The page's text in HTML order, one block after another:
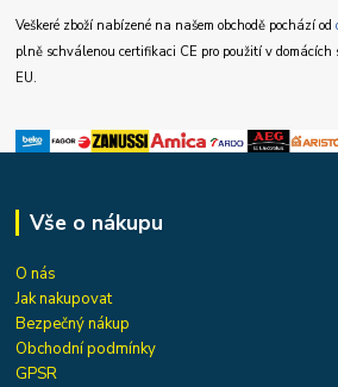
Veškeré zboží nabízené na našem obchodě pochází od
plně schválenou certifikaci CE pro použití v
EU.
Vše o nákupu
O nás
Jak nakupovat
Bezpečný nákup
Obchodní podmínky
GPSR